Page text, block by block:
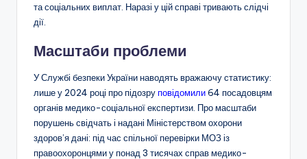
та соціальних виплат. Наразі у цій справі тривають слідчі
дії.
Масштаби проблеми
У Службі безпеки України наводять вражаючу статистику:
лише у 2024 році про підозруповідомили64 посадовцям
органів медико-соціальної експертизи. Про масштаби
порушеньсвідчатьі надані Міністерством охорони
здоров’я дані: під час спільної перевірки МОЗ із
правоохоронцями у понад 3 тисячах справ медико-